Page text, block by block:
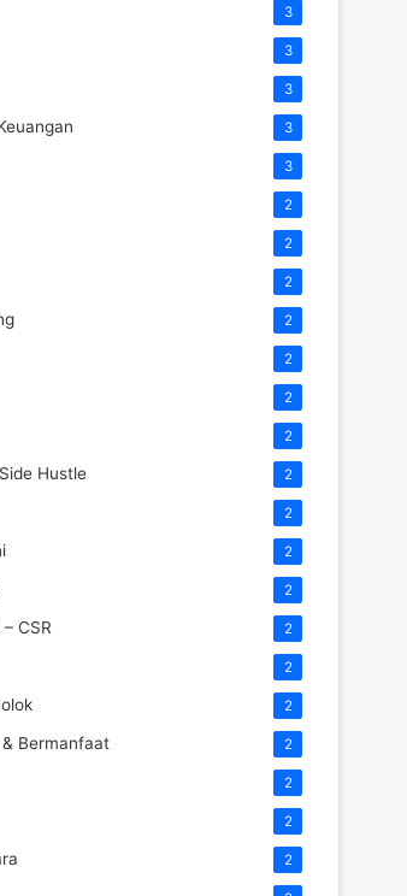
3
3
3
3
3
2
2
2
2
2
2
2
Hustle 2
2
2
2
CSR 2
2
2
Bermanfaat 2
2
2
2